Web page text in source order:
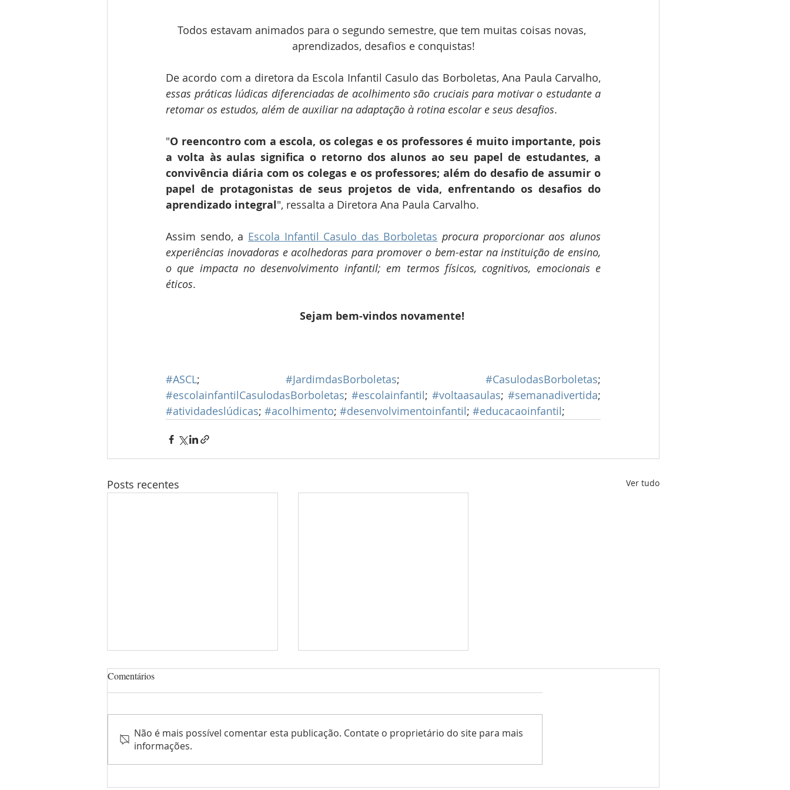
Todos estavam animados para o segundo semestre, que tem muitas coisas novas,
aprendizados, desafios e conquistas!
essas práticas lúdicas diferenciadas de acolhimento são cruciais para motivar o estudante a
retomar os estudos, além de auxiliar na adaptação à rotina escolar e seus desafios.
"O reencontro com a escola, os colegas e os professores é muito importante, pois
a volta às aulas significa o retorno dos alunos ao seu papel de estudantes, a
convivência diária com os colegas e os professores; além do desafio de assumir o
papel de protagonistas de seus projetos de vida, enfrentando os desafios do
aprendizado integral", ressalta a Diretora Ana Paula Carvalho.
Assim sendo, a Escola Infantil Casulo das Borboletas procura proporcionar aos alunos
experiências inovadoras e acolhedoras para promover o bem-estar na instituição de ensino,
o que impacta no desenvolvimento infantil; em termos físicos, cognitivos, emocionais e
éticos.
Sejam bem-vindos novamente!
#ASCL; #JardimdasBorboletas; #CasulodasBorboletas
#escolainfantilCasulodasBorboletas; #escolainfantil; #voltaasaulas; #semanadivertida
#atividadeslúdicas; #acolhimento; #desenvolvimentoinfantil; #educacaoinfantil;
Posts recentes Ver tudo
A Escola Infantil Casulo das
A Escola Infantil Casulo das
Comentários
Não é mais possível comentar esta publicação. Contate o proprietário do site para mais
informações.